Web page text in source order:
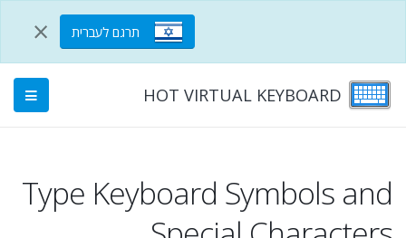
תרגם לעברית ×
HOT VIRTUAL KEYBOARD
Type Keyboard Symbols and